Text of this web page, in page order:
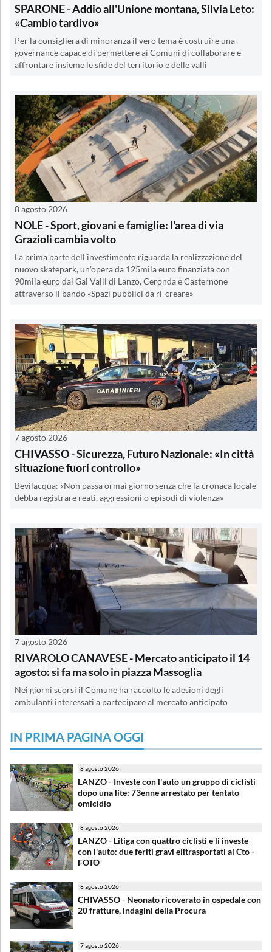
SPARONE - Addio all'Unione montana, Silvia Leto:
«Cambio tardivo»
Per la consigliera di minoranza il vero tema è costruire una
governance capace di permettere ai Comuni di collaborare e
affrontare insieme le sfide del territorio e delle valli
8 agosto 2026
NOLE - Sport, giovani e famiglie: l'area di via
Grazioli cambia volto
La prima parte dell'investimento riguarda la realizzazione del
nuovo skatepark, un'opera da 125mila euro finanziata con
90mila euro dal Gal Valli di Lanzo, Ceronda e Casternone
attraverso il bando «Spazi pubblici da ri-creare»
7 agosto 2026
CHIVASSO - Sicurezza, Futuro Nazionale: «In città
situazione fuori controllo»
Bevilacqua: «Non passa ormai giorno senza che la cronaca locale
debba registrare reati, aggressioni o episodi di violenza»
7 agosto 2026
RIVAROLO CANAVESE - Mercato anticipato il 14
agosto: si fa ma solo in piazza Massoglia
Nei giorni scorsi il Comune ha raccolto le adesioni degli
ambulanti interessati a partecipare al mercato anticipato
IN PRIMA PAGINA OGGI
8 agosto 2026
LANZO - Investe con l'auto un gruppo di ciclisti
dopo una lite: 73enne arrestato per tentato
omicidio
8 agosto 2026
LANZO - Litiga con quattro ciclisti e li investe
con l'auto: due feriti gravi elitrasportati al Cto -
FOTO
8 agosto 2026
CHIVASSO - Neonato ricoverato in ospedale con
20 fratture, indagini della Procura
7 agosto 2026